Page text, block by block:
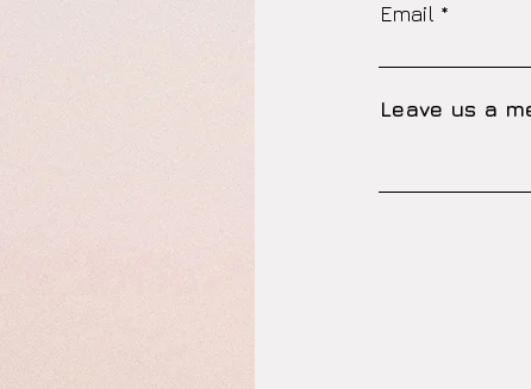
Email
Leave us a